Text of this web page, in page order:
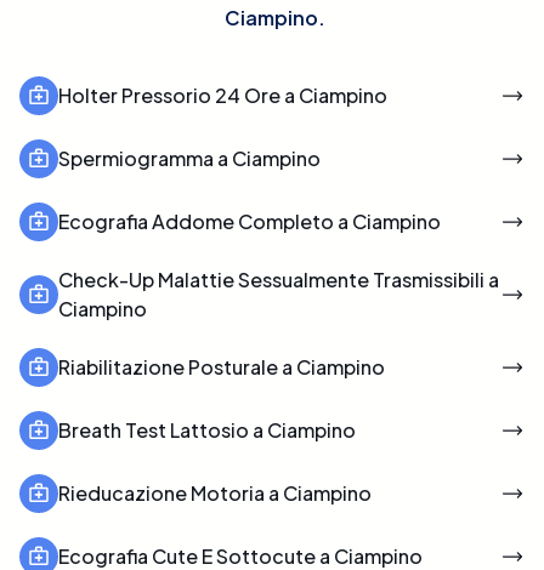
Ciampino.
Holter Pressorio 24 Ore a Ciampino
Spermiogramma a Ciampino
Ecografia Addome Completo a Ciampino
Check-Up Malattie Sessualmente Trasmissibili a
Ciampino
Riabilitazione Posturale a Ciampino
Breath Test Lattosio a Ciampino
Rieducazione Motoria a Ciampino
Ecografia Cute E Sottocute a Ciampino